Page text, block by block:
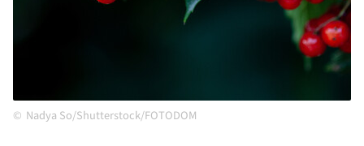
Nadya So/Shutterstock/FOTODOM